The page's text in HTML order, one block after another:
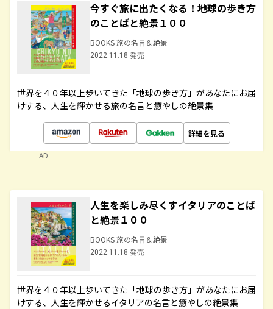
今すぐ旅に出たくなる！地球の歩き方
のことばと絶景１００
BOOKS 旅の名言＆絶景
2022.11.18 発売
世界を４０年以上歩いてきた「地球の歩き方」があなたにお届
けする、人生を輝かせる旅の名言と癒やしの絶景集
詳細を見る
AD
人生を楽しみ尽くすイタリアのことば
と絶景１００
BOOKS 旅の名言＆絶景
2022.11.18 発売
世界を４０年以上歩いてきた「地球の歩き方」があなたにお届
けする、人生を輝かせるイタリアの名言と癒やしの絶景集